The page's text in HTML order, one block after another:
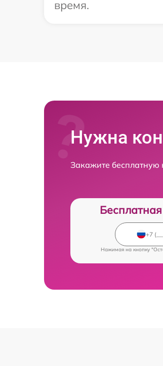
время.
Нужна
Закажите бесплатную
Нажимая на кнопку